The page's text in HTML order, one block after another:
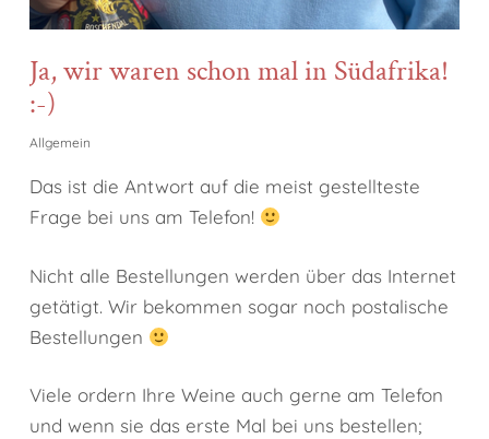
Ja, wir waren schon mal in Südafrika!
:-)
Allgemein
Das ist die Antwort auf die meist gestellteste
Frage bei uns am Telefon!
Nicht alle Bestellungen werden über das Internet
getätigt. Wir bekommen sogar noch postalische
Bestellungen
Viele ordern Ihre Weine auch gerne am Telefon
und wenn sie das erste Mal bei uns bestellen;